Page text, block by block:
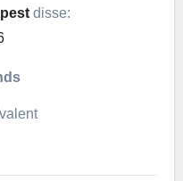
disse: